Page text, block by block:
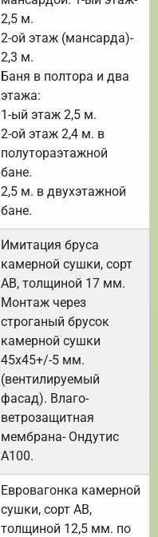
2,5 м.
2-ой этаж (мансарда)-
2,3 м.
Баня в полтора и два
этажа:
1-ый этаж 2,5 м.
2-ой этаж 2,4 м. в
полутораэтажной
бане.
2,5 м. в двухэтажной
бане.
Имитация бруса
камерной сушки, сорт
АВ, толщиной 17 мм.
Монтаж через
строганый брусок
камерной сушки
45х45+/-5 мм.
(вентилируемый
фасад). Влаго-
ветрозащитная
мембрана- Ондутис
А100.
Евровагонка камерной
сушки, сорт АВ,
толщиной 12,5 мм. по